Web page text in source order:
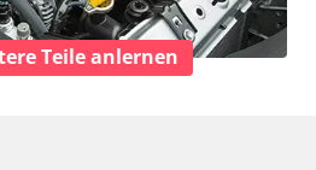
Teile anlernen